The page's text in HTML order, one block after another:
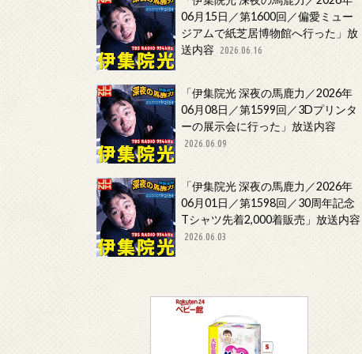
06月15日／第1600回／偏愛ミュー
ジアムで紙芝居博物館へ行った」放
送内容
2026.06.16
「伊集院光 深夜の馬鹿力／2026年
06月08日／第1599回／3Dプリンタ
ーの展示会に行った」放送内容
2026.06.09
「伊集院光 深夜の馬鹿力／2026年
06月01日／第1598回／30周年記念
Tシャツ先着2,000着販売」放送内容
2026.06.03